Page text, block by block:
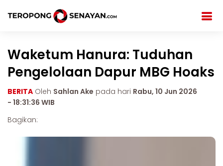
Waketum Hanura: Tuduhan
Pengelolaan Dapur MBG Hoaks
BERITA Oleh Sahlan Ake pada hari Rabu, 10 Jun 2026
- 18:31:36 WIB
Bagikan: